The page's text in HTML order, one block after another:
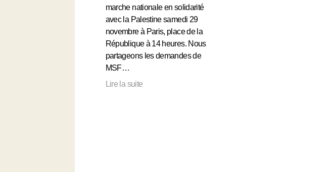
marche nationale en solidarité
avec la Palestine samedi 29
novembre à Paris, place de la
République à 14 heures. Nous
partageons les demandes de
MSF…
Lire la suite